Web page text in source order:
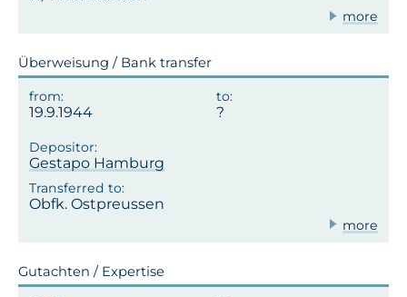
more
Überweisung / Bank transfer
19.9.1944
Gestapo Hamburg
Obfk. Ostpreussen
more
Gutachten / Expertise